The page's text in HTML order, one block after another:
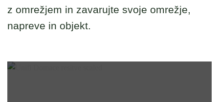
z omrežjem in zavarujte svoje omrežje,
napreve in objekt.